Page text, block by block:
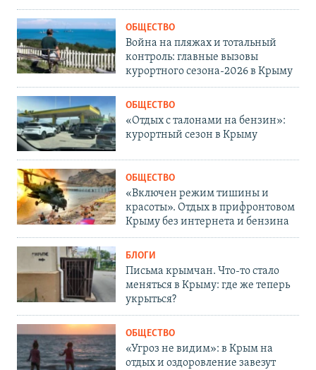
ОБЩЕСТВО
Война на пляжах и тотальный
контроль: главные вызовы
курортного сезона-2026 в Крыму
ОБЩЕСТВО
«Отдых с талонами на бензин»:
курортный сезон в Крыму
ОБЩЕСТВО
«Включен режим тишины и
красоты». Отдых в прифронтовом
Крыму без интернета и бензина
БЛОГИ
Письма крымчан. Что-то стало
меняться в Крыму: где же теперь
укрыться?
ОБЩЕСТВО
«Угроз не видим»: в Крым на
отдых и оздоровление завезут